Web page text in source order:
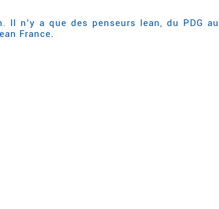
Il n’y a que des penseurs lean, du PDG au
France.